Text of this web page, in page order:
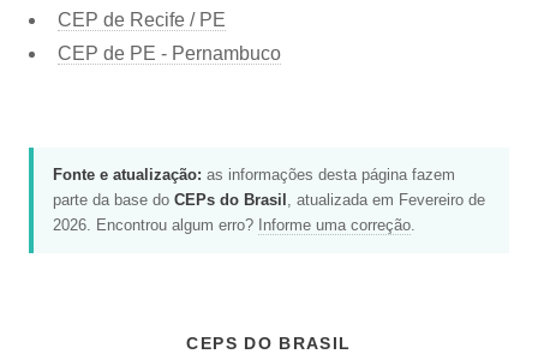
CEP de Recife / PE
CEP de PE - Pernambuco
Fonte e atualização: as informações desta página fazem
parte da base do CEPs do Brasil , atualizada em Fevereiro de
2026. Encontrou algum erro? Informe uma correção.
CEPS DO BRASIL